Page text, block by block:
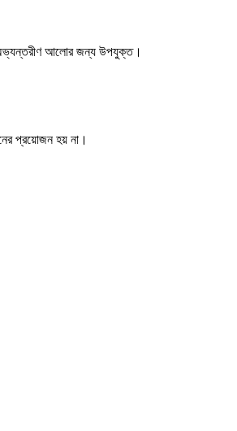
অভ্যন্তরীণ আলোর জন্য উপযুক্ত।
প্রয়োজন হয় না।